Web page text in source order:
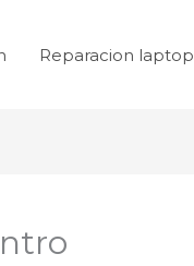
Reparacion laptop